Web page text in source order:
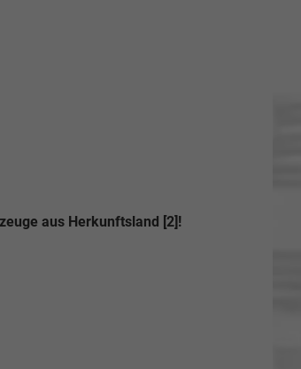
aus Herkunftsland [2]!